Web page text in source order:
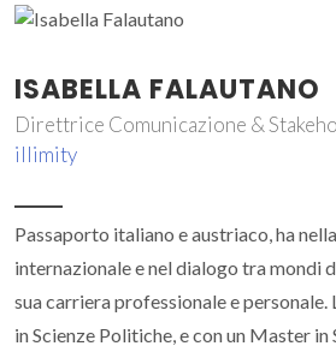
ISABELLA FALAUTANO
Direttrice Comunicazione &
illimity
Passaporto italiano e austriaco, ha
internazionale e nel dialogo tra mondi
sua carriera professionale e personale.
in Scienze Politiche, e con un Master in